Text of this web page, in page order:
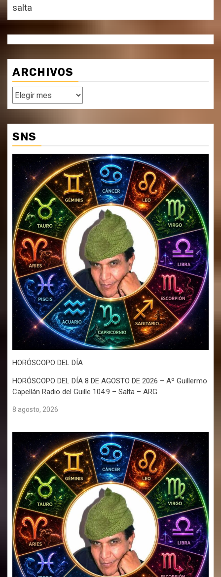
salta
ARCHIVOS
Archivos
SNS
HORÓSCOPO DEL DÍA
HORÓSCOPO DEL DÍA 8 DE AGOSTO DE 2026 – Aº Guillermo
Capellán Radio del Guille 104.9 – Salta – ARG
8 agosto, 2026